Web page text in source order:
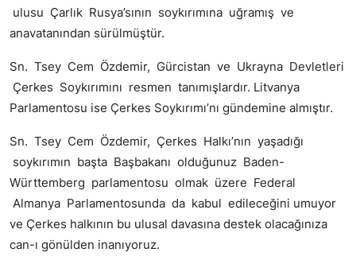
ulusu Çarlık Rusya’sının soykırımına uğramış ve
anavatanından sürülmüştür.
Sn. Tsey Cem Özdemir, Gürcistan ve Ukrayna Devletleri
Çerkes Soykırımını resmen tanımışlardır. Litvanya
Parlamentosu ise Çerkes Soykırımı’nı gündemine almıştır.
Sn. Tsey Cem Özdemir, Çerkes Halkı’nın yaşadığı
soykırımın başta Başbakanı olduğunuz Baden-
Württemberg parlamentosu olmak üzere Federal
Almanya Parlamentosunda da kabul edileceğini umuyor
ve Çerkes halkının bu ulusal davasına destek olacağınıza
can-ı gönülden inanıyoruz.